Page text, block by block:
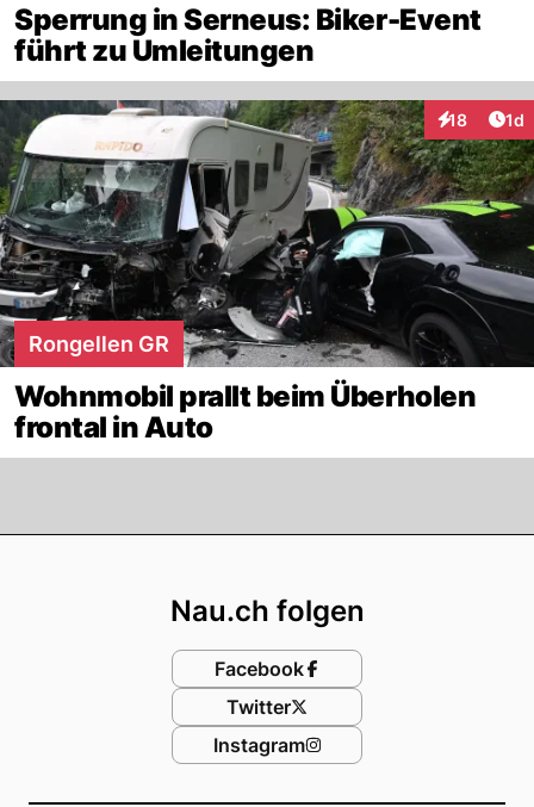
Sperrung in Serneus: Biker-Event
führt zu Umleitungen
18 1d
Rongellen GR
Wohnmobil prallt beim Überholen
frontal in Auto
Nau.ch folgen
Facebook
Twitter
Instagram